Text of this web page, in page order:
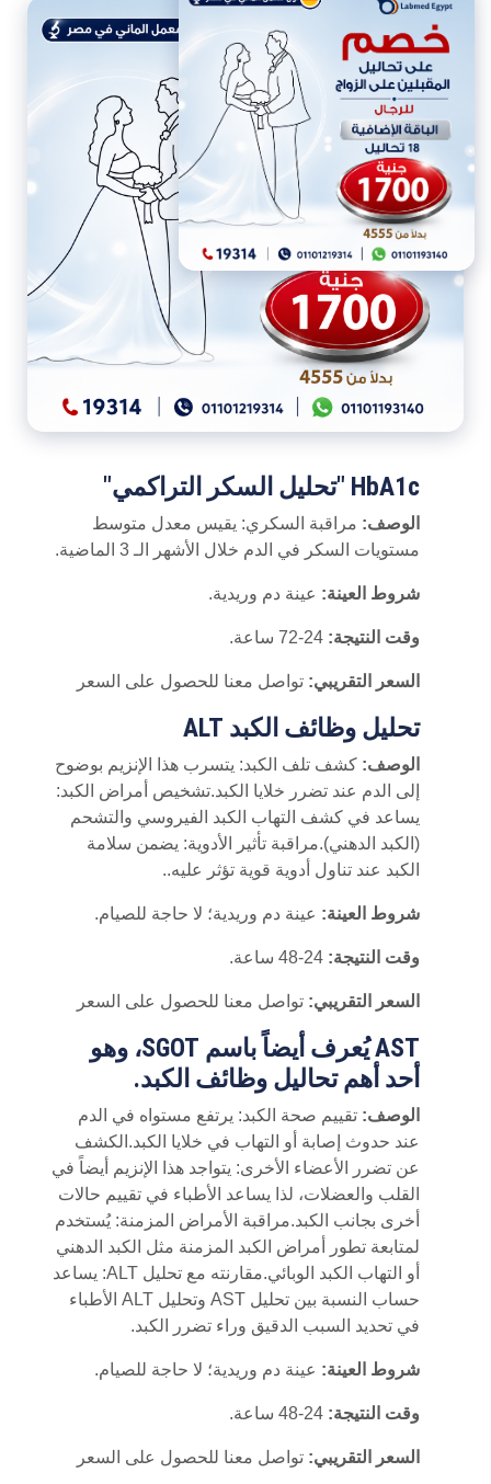
HbA1c "تحليل السكر التراكمي"
الوصف: مراقبة السكري: يقيس معدل متوسط
مستويات السكر في الدم خلال الأشهر الـ 3 الماضية.
شروط العينة: عينة دم وريدية.
وقت النتيجة:
السعر التقريبي: تواصل معنا للحصول على السعر
تحليل وظائف الكبد ALT
الوصف: كشف تلف الكبد: يتسرب هذا الإنزيم بوضوح
إلى الدم عند تضرر خلايا الكبد.تشخيص أمراض الكبد:
يساعد في كشف التهاب الكبد الفيروسي والتشحم
(الكبد الدهني).مراقبة تأثير الأدوية: يضمن سلامة
الكبد عند تناول أدوية قوية تؤثر عليه..
شروط العينة: عينة دم وريدية؛ لا حاجة للصيام.
وقت النتيجة:
السعر التقريبي: تواصل معنا للحصول على السعر
AST يُعرف أيضاً باسم SGOT، وهو
أحد أهم تحاليل وظائف الكبد.
الوصف: تقييم صحة الكبد: يرتفع مستواه في الدم
عند حدوث إصابة أو التهاب في خلايا الكبد.الكشف
عن تضرر الأعضاء الأخرى: يتواجد هذا الإنزيم أيضاً في
القلب والعضلات، لذا يساعد الأطباء في تقييم حالات
أخرى بجانب الكبد.مراقبة الأمراض المزمنة: يُستخدم
لمتابعة تطور أمراض الكبد المزمنة مثل الكبد الدهني
أو التهاب الكبد الوبائي.مقارنته مع تحليل ALT: يساعد
حساب النسبة بين تحليل AST وتحليل ALT الأطباء
في تحديد السبب الدقيق وراء تضرر الكبد.
شروط العينة: عينة دم وريدية؛ لا حاجة للصيام.
وقت النتيجة:
السعر التقريبي: تواصل معنا للحصول على السعر